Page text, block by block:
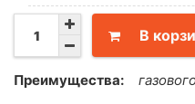
В
Преимущества: